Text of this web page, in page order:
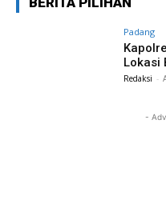
Padang
Lokasi
Redaksi -
-